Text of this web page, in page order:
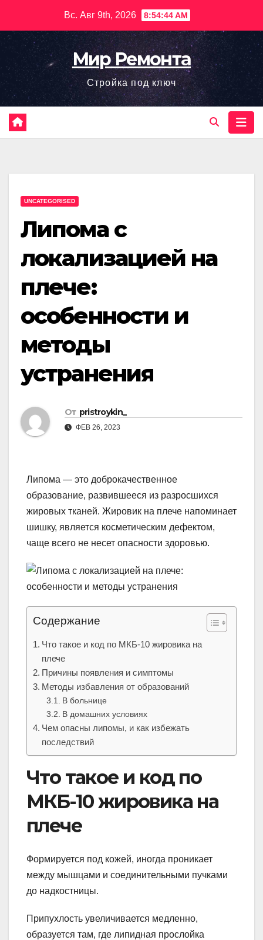
содержимому
Вс. Авг 9th, 2026 8:54:45 AM
Мир Ремонта
Стройка под ключ
UNCATEGORISED
Липома с
локализацией на
плече:
особенности и
методы
устранения
От pristroykin_
ФЕВ 26, 2023
Липома — это доброкачественное
образование, развившееся из разросшихся
жировых тканей. Жировик на плече напоминает
шишку, является косметическим дефектом,
чаще всего не несет опасности здоровью.
Содержание
Что такое и код по МКБ-10 жировика на
плече
Причины появления и симптомы
Методы избавления от образований
В больнице
В домашних условиях
Чем опасны липомы, и как избежать
последствий
Что такое и код по
МКБ-10 жировика на
плече
Формируется под кожей, иногда проникает
между мышцами и соединительными пучками
до надкостницы.
Припухлость увеличивается медленно,
образуется там, где липидная прослойка